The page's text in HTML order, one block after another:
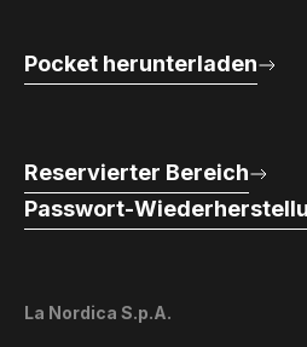
La Nordica S.p.A.
Pocket herunterladen
Reservierter Bereich
Passwort-